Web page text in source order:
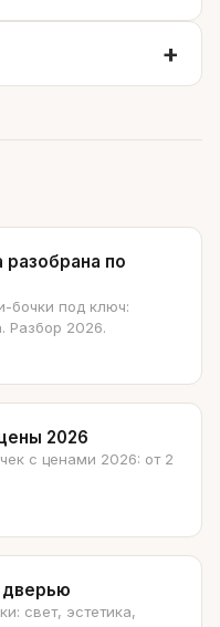
по
бочки под ключ:
Разбор 2026.
2026
с ценами 2026: от 2
дверью
свет, эстетика,